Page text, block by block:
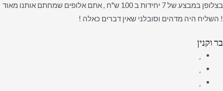
בצלופן במבצע של 7 יחידות ב 100 ש"ח , אתם אלופים שמחתם אותנו מאוד
! השליח היה מדהים וסובלני שאין דברים כאלה !
בר וקנין